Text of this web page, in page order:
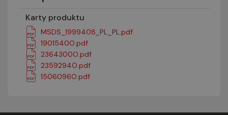
Karty produktu
MSDS_1999408_PL_PL.pdf
1901540O.pdf
2364300O.pdf
2359294O.pdf
1506096O.pdf